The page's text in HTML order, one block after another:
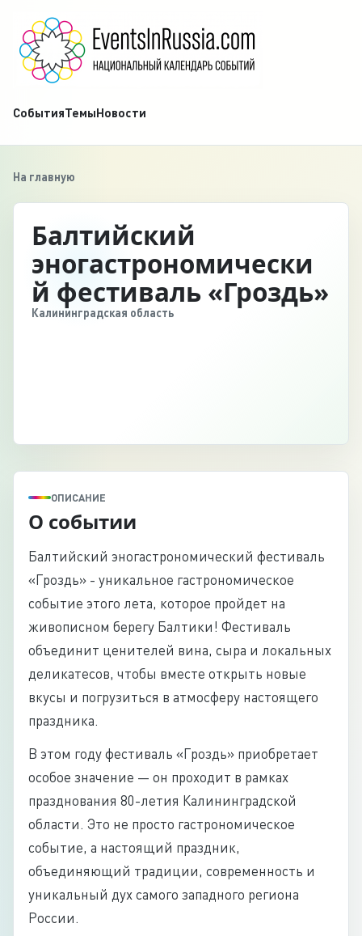
СобытияТемыНовости
На главную
Балтийский
эногастрономически
й фестиваль «Гроздь»
Калининградская область
ОПИСАНИЕ
О событии
Балтийский эногастрономический фестиваль
«Гроздь» - уникальное гастрономическое
событие этого лета, которое пройдет на
живописном берегу Балтики! Фестиваль
объединит ценителей вина, сыра и локальных
деликатесов, чтобы вместе открыть новые
вкусы и погрузиться в атмосферу настоящего
праздника.
В этом году фестиваль «Гроздь» приобретает
особое значение — он проходит в рамках
празднования 80-летия Калининградской
области. Это не просто гастрономическое
событие, а настоящий праздник,
объединяющий традиции, современность и
уникальный дух самого западного региона
России.